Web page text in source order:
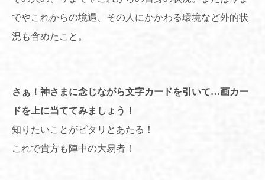
でやこれからの境遇、その人にかかわる環境など外的状
況も含めたこと。
さぁ ！ 神さまに念じながら文字カードを引いて…画カー
ドを上に当ててみましょう！
知りたいことがピタリとあたる！
これで貴方も陣中の大易者！